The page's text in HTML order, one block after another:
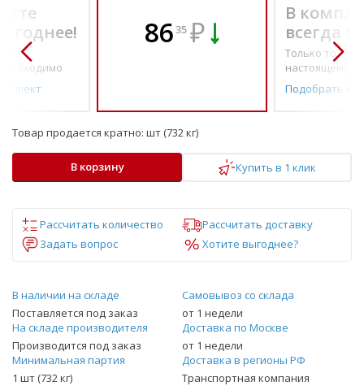
по-
8635 ₽
В
всегда
Только то, что
настоящему
Подобрать
Товар продается кратно: шт (732 кг)
В корзину Купить в 1 клик
Рассчитать количество
Рассчитать доставку
Задать вопрос
Хотите выгоднее?
В наличии на складе
Поставляется под заказ
Самовывоз со склада
от 1 недели
На складе производителя
Производится под заказ
Доставка по Москве
от 1 недели
Минимальная партия
1 шт (732 кг)
Доставка в регионы РФ
Транспортная компания